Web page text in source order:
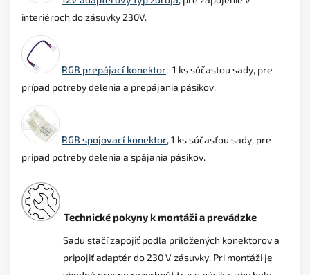
interiéroch do zásuvky 230V.
RGB prepájací konektor, 1 ks súčasťou sady, pre
prípad potreby delenia a prepájania pásikov.
RGB spojovací konektor, 1 ks súčasťou sady, pre
prípad potreby delenia a spájania pásikov.
Technické pokyny k montáži a prevádzke
Sadu stačí zapojiť podľa priložených konektorov a
pripojiť adaptér do 230 V zásuvky. Pri montáži je